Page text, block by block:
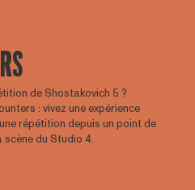
de Shostakovich 5 ?
: vivez une expérience
répétition depuis un point de
du Studio 4.